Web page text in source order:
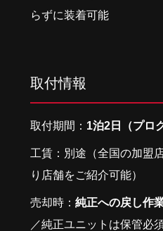
らずに装着可能
取付情報
取付期間： 1泊2日（プロ
工賃：別途（全国の加盟
り店舗をご紹介可能）
売却時： 純正への戻し作
／純正ユニットは保管必須